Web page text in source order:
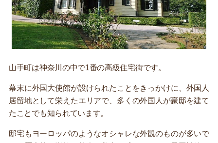
山手町は神奈川の中で1番の高級住宅街です。
幕末に外国大使館が設けられたことをきっかけに、外国人
居留地として栄えたエリアで、多くの外国人が豪邸を建て
たことでも知られています。
邸宅もヨーロッパのようなオシャレな外観のものが多いで